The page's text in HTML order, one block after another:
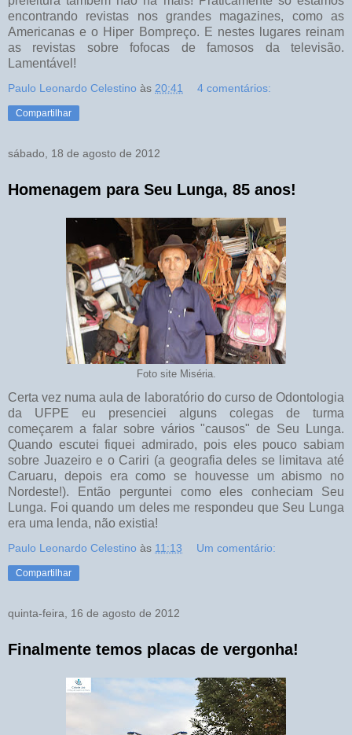
encontrando revistas nos grandes magazines, como as
Americanas e o Hiper Bompreço. E nestes lugares reinam
as revistas sobre fofocas de famosos da televisão.
Lamentável!
Paulo Leonardo Celestino às 20:41 4 comentários:
Compartilhar
sábado, 18 de agosto de 2012
Homenagem para Seu Lunga, 85 anos!
Foto site Miséria.
Certa vez numa aula de laboratório do curso de Odontologia
da UFPE eu presenciei alguns colegas de turma
começarem a falar sobre vários "causos" de Seu Lunga.
Quando escutei fiquei admirado, pois eles pouco sabiam
sobre Juazeiro e o Cariri (a geografia deles se limitava até
Caruaru, depois era como se houvesse um abismo no
Nordeste!). Então perguntei como eles conheciam Seu
Lunga. Foi quando um deles me respondeu que Seu Lunga
era uma lenda, não existia!
Paulo Leonardo Celestino às 11:13 Um comentário:
Compartilhar
quinta-feira, 16 de agosto de 2012
Finalmente temos placas de vergonha!